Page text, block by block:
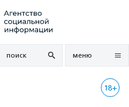
поиск меню
18+